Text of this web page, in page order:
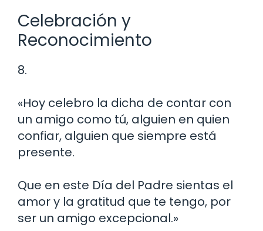
Celebración y
Reconocimiento
8.
«Hoy celebro la dicha de contar con
un amigo como tú, alguien en quien
confiar, alguien que siempre está
presente.
Que en este Día del Padre sientas el
amor y la gratitud que te tengo, por
ser un amigo excepcional.»